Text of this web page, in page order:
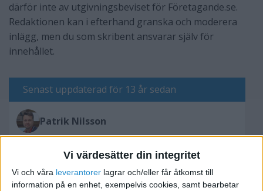
Vi värdesätter din integritet
Vi och våra leverantorer lagrar och/eller får åtkomst till
information på en enhet, exempelvis cookies, samt bearbetar
därför inte av utgivningsbeviset för Företagande.se.
Redaktionen kan i efterhand granska och moderera
inlägg, men du som skribent ansvarar själv för
innehållet.
Senast uppdaterad för 13 år sedan
Patrik Nilsson
Skriv svar